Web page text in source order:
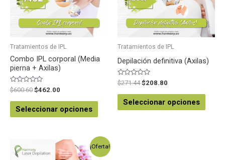
Tratamientos de IPL
Combo IPL corporal (Media
pierna + Axilas)
Valorado
en
0
de
$600.60 $462.00
Seleccionar opciones
Tratamientos de IPL
Depilación definitiva (Axilas)
Valorado
en
0
de
$271.44 $208.80
Seleccionar opciones
¡Oferta!